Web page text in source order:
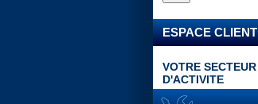
ESPACE CLIENT
VOTRE SECTEUR
D'ACTIVITE